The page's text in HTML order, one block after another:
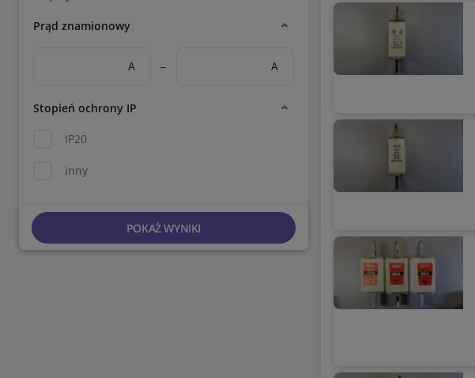
Prąd znamionowy
A – A
Stopień ochrony IP
IP20
inny
POKAŻ WYNIKI